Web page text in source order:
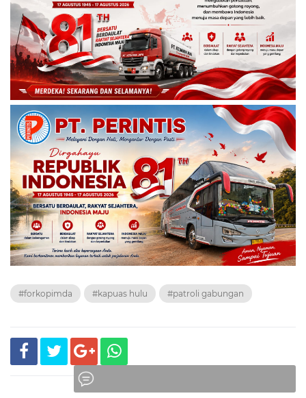
#forkopimda #kapuas hulu #patroli gabungan